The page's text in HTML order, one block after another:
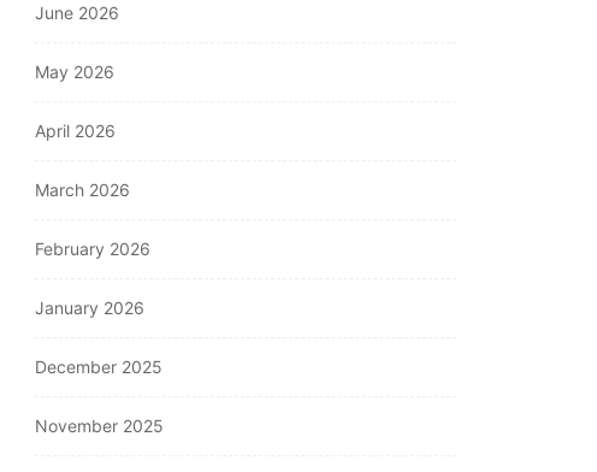
June 2026
May 2026
April 2026
March 2026
February 2026
January 2026
December 2025
November 2025